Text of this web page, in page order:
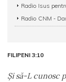
Radio Isus
Radio CNM -
FILIPENI 3:10
Şi să-L cunosc